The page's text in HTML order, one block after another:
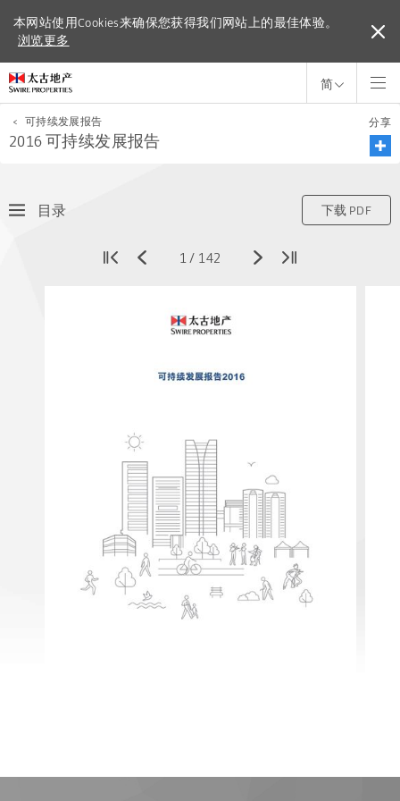
本网站使用Cookies来确保您获得我们网站上的最佳体验。
浏览更多
本网站使用Cookies来确保您获得我们网站上的最佳体验。
浏览更多
简
< 可持续发展报告
2016 可持续发展报告
分享
目录 下载 PDF
1/ 142